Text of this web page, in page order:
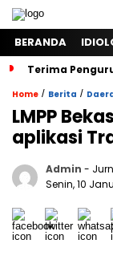
BERANDA
Terima
Home / Berita /
LMPP
aplikasi
Admin -
Senin, 10